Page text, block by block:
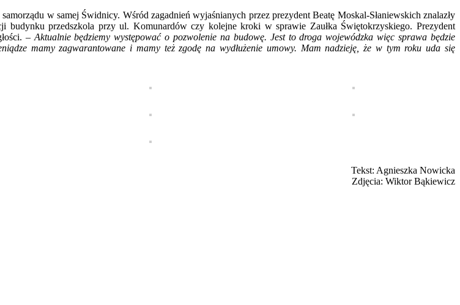
w samej Świdnicy. Wśród zagadnień wyjaśnianych przez prezydent Beatę Moskal-Słaniewskich znalazły
przedszkola przy ul. Komunardów czy kolejne kroki w sprawie Zaułka Świętokrzyskiego. Prezydent
– Aktualnie będziemy występować o pozwolenie na budowę. Jest to droga wojewódzka więc sprawa będzie
mamy zagwarantowane i mamy też zgodę na wydłużenie umowy. Mam nadzieję, że w tym roku uda się
Tekst: Agnieszka Nowicka
Zdjęcia: Wiktor Bąkiewicz